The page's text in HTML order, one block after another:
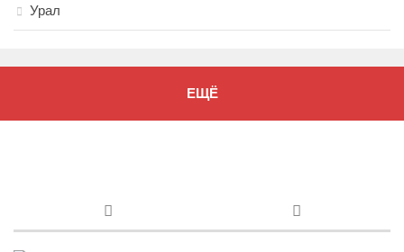
Урал
ЕЩЁ